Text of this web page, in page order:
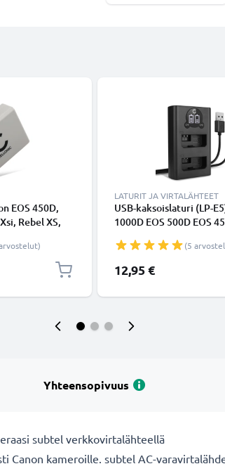
EOS 450D,
Rebel XS,
LATURIT JA VIRTALÄHTEET
USB-kaksoislaturi (LP-
1000D EOS 500D EOS
laitteille + 1m + USB
valmistajalta CELLONIC
(5
12,95 €
Yhteensopivuus
subtel verkkovirtalähteellä
Canon kameroille. subtel AC-